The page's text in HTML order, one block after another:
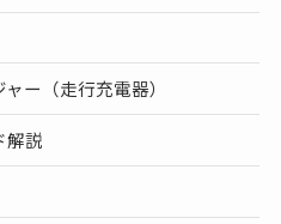
ー（走行充電器）
解説